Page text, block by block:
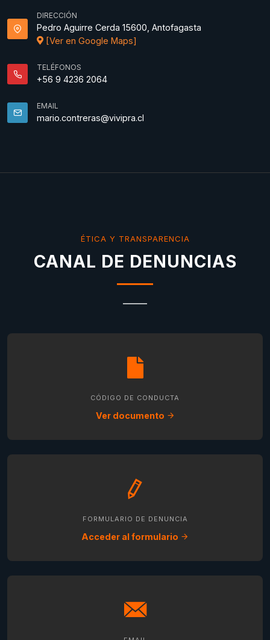
DIRECCIÓN
Pedro Aguirre Cerda 15600, Antofagasta
[Ver en Google Maps]
TELÉFONOS
+56 9 4236 2064
EMAIL
mario.contreras@vivipra.cl
ÉTICA Y TRANSPARENCIA
CANAL DE DENUNCIAS
CÓDIGO DE CONDUCTA
Ver documento
FORMULARIO DE DENUNCIA
Acceder al formulario